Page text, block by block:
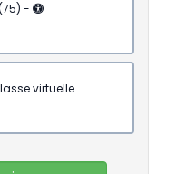
-
27 de 09:00 à 17:00 - Classe virtuelle